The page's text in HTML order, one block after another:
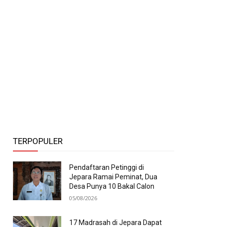
TERPOPULER
Pendaftaran Petinggi di
Jepara Ramai Peminat, Dua
Desa Punya 10 Bakal Calon
05/08/2026
17 Madrasah di Jepara Dapat